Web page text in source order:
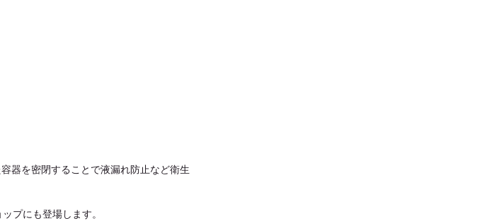
器を密閉することで液漏れ防止など衛生
プにも登場します。